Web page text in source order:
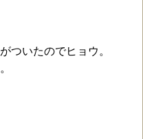
ついたのでヒョウ。